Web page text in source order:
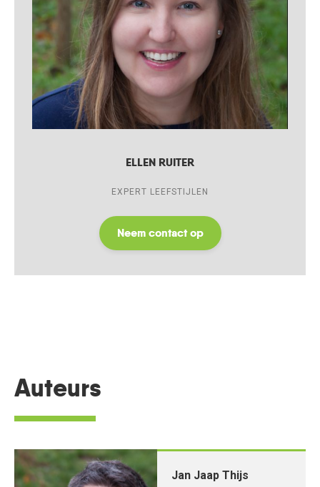
ELLEN RUITER
EXPERT LEEFSTIJLEN
Neem contact op
Auteurs
Jan Jaap Thijs